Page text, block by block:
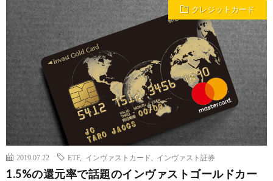
クレジットカード
2019.07.22 ETF, インヴァストカード インヴァスト証券
1.5%の還元率で話題のインヴァストゴールドカー